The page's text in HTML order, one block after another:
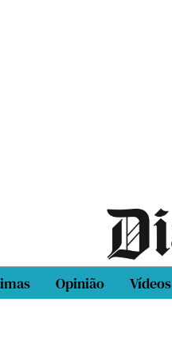
Opinião Vídeos